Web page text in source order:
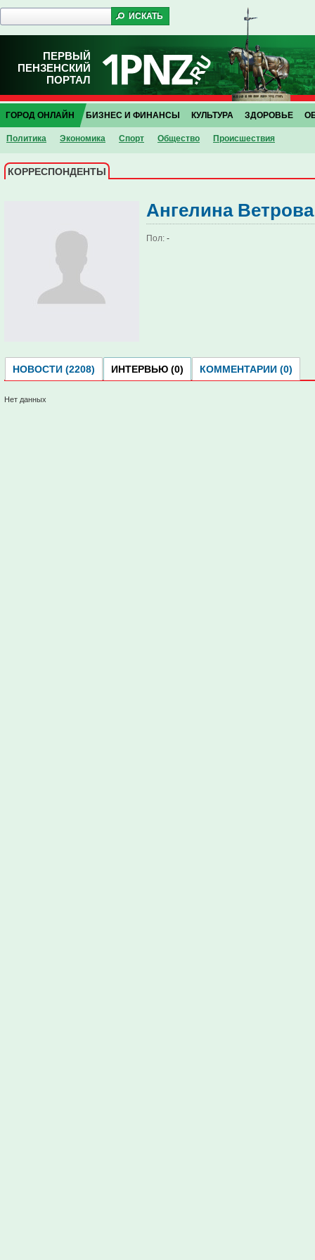
ПЕРВЫЙ
ПЕНЗЕНСКИЙ
ПОРТАЛ
ГОРОД ОНЛАЙН
Политика Экономика Спорт Общество Проиcшествия
БИЗНЕС И ФИНАНСЫ КУЛЬТУРА ЗДОРОВЬЕ
КОРРЕСПОНДЕНТЫ
Ангелина Ветрова
Пол: -
НОВОСТИ (2208) ИНТЕРВЬЮ (0) КОММЕНТАРИИ (0)
Нет данных